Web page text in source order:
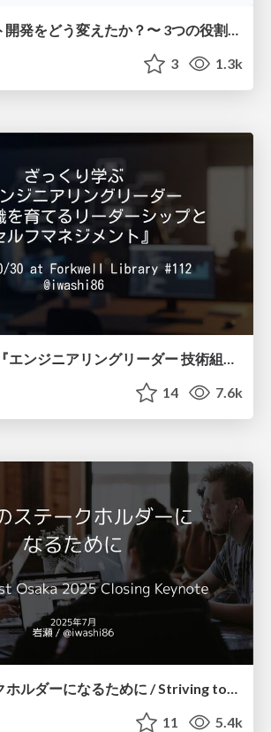
AIはプロダクト開発をどう変えたか？〜 3つの役割から見る「変化」と「未来」〜 / How AI Transformed Product Development: A Look at "Change" and "Future" via Three Roles
3 1.3k
ざっくり学ぶ 『エンジニアリングリーダー 技術組織を育てるリーダーシップと セルフマネジメント』 / 50 minute Engineering Leader
14 7.6k
最高のステークホルダーになるために / Striving to be the best stakeholder
11 5.4k